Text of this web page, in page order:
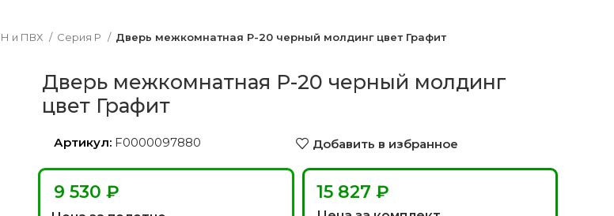
и ПВХ Серия P Дверь межкомнатная P-20 черный молдинг цвет Графит
Дверь межкомнатная P-20 черный молдинг
цвет Графит
Артикул: F0000097880 Добавить в избранное
₽ 15 827 ₽